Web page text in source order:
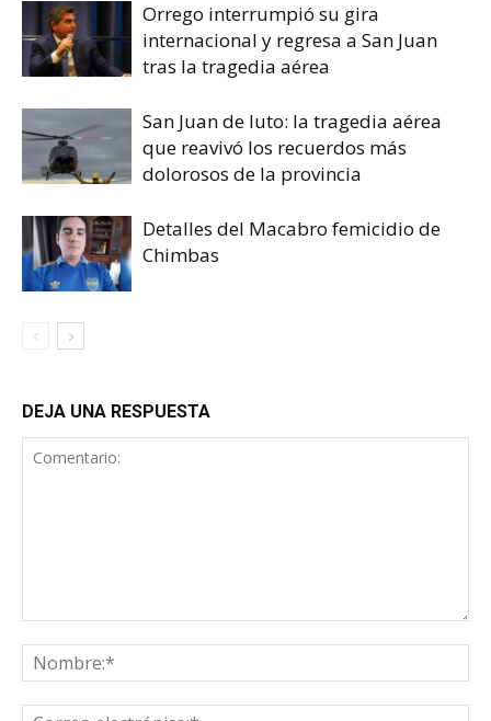
Orrego interrumpió su gira
internacional y regresa a San Juan
tras la tragedia aérea
San Juan de luto: la tragedia aérea
que reavivó los recuerdos más
dolorosos de la provincia
Detalles del Macabro femicidio de
Chimbas
DEJA UNA RESPUESTA